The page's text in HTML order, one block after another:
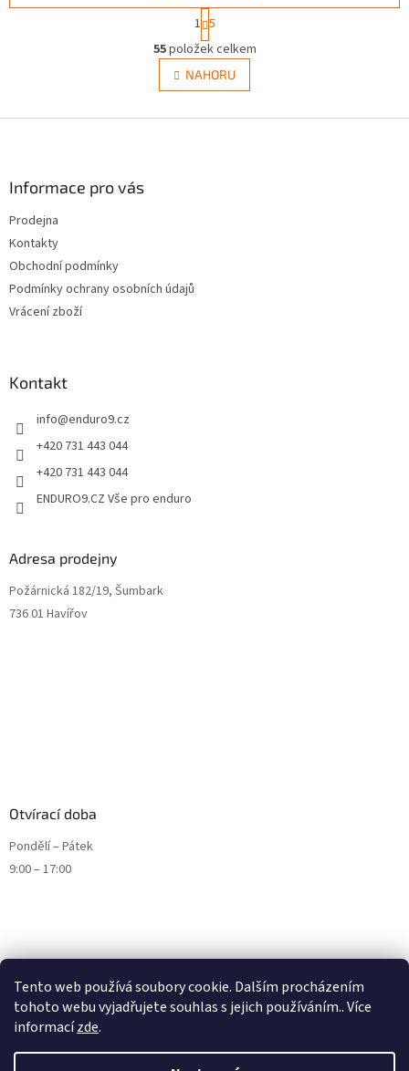
Tento web používá soubory cookie. Dalším procházením
tohoto webu vyjadřujete souhlas s jejich používáním.. Více
informacízde.
O
v
l
á
S
t
r
á
n
k
v
1 5
55položek celkem
NAHORU
Informace pro vás
Prodejna
Kontakty
Obchodní podmínky
Podmínky ochrany osobních údajů
Vrácení zboží
Kontakt
info@enduro9.cz
+420 731 443 044
+420 731 443 044
ENDURO9.CZ Vše pro enduro
Adresa prodejny
Požárnická 182/19, Šumbark
736 01 Havířov
Otvírací doba
Pondělí – Pátek
9:00 – 17:00